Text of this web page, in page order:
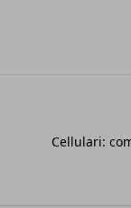
Cellulari: